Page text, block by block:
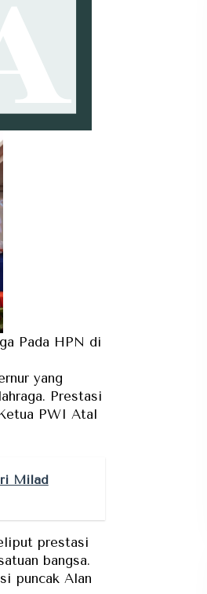
Pada HPN di
yang
Prestasi
PWI Atal
Milad
prestasi
bangsa.
puncak Alan